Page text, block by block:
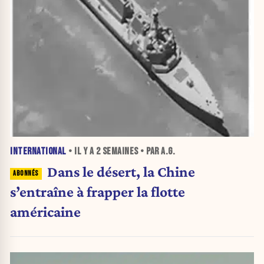
INTERNATIONAL • IL Y A 2 SEMAINES• PAR A.G.
Dans le désert, la Chine
s’entraîne à frapper la flotte
américaine